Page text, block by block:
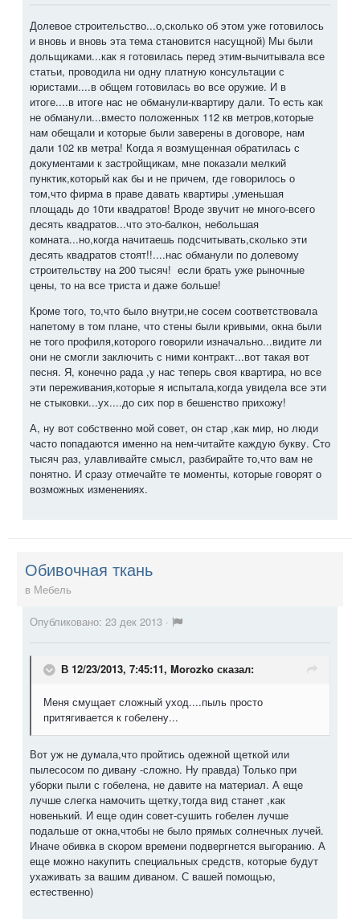
Долевое строительство...о,сколько об этом уже готовилось
и вновь и вновь эта тема становится насущной) Мы были
дольщиками...как я готовилась перед этим-вычитывала все
статьи, проводила ни одну платную консультации с
юристами....в общем готовилась во все оружие. И в
итоге....в итоге нас не обманули-квартиру дали. То есть как
не обманули...вместо положенных 112 кв метров,которые
нам обещали и которые были заверены в договоре, нам
дали 102 кв метра! Когда я возмущенная обратилась с
документами к застройщикам, мне показали мелкий
пунктик,который как бы и не причем, где говорилось о
том,что фирма в праве давать квартиры ,уменьшая
площадь до 10ти квадратов! Вроде звучит не много-всего
десять квадратов...что это-балкон, небольшая
комната...но,когда начитаешь подсчитывать,сколько эти
десять квадратов стоят!!....нас обманули по долевому
строительству на 200 тысяч! если брать уже рыночные
цены, то на все триста и даже больше!
Кроме того, то,что было внутри,не сосем соответствовала
напетому в том плане, что стены были кривыми, окна были
не того профиля,которого говорили изначально...видите ли
они не смогли заключить с ними контракт...вот такая вот
песня. Я, конечно рада ,у нас теперь своя квартира, но все
эти переживания,которые я испытала,когда увидела все эти
не стыковки...ух....до сих пор в бешенство прихожу!
А, ну вот собственно мой совет, он стар ,как мир, но люди
часто попадаются именно на нем-читайте каждую букву. Сто
тысяч раз, улавливайте смысл, разбирайте то,что вам не
понятно. И сразу отмечайте те моменты, которые говорят о
возможных изменениях.
Обивочная ткань
в Мебель
Опубликовано: 23 дек 2013 ·
В 12/23/2013, 7:45:11, Morozko сказал:
Меня смущает сложный уход....пыль просто
притягивается к гобелену...
Вот уж не думала,что пройтись одежной щеткой или
пылесосом по дивану -сложно. Ну правда) Только при
уборки пыли с гобелена, не давите на материал. А еще
лучше слегка намочить щетку,тогда вид станет ,как
новенький. И еще один совет-сушить гобелен лучше
подальше от окна,чтобы не было прямых солнечных лучей.
Иначе обивка в скором времени подвергнется выгоранию. А
еще можно накупить специальных средств, которые будут
ухаживать за вашим диваном. С вашей помощью,
естественно)